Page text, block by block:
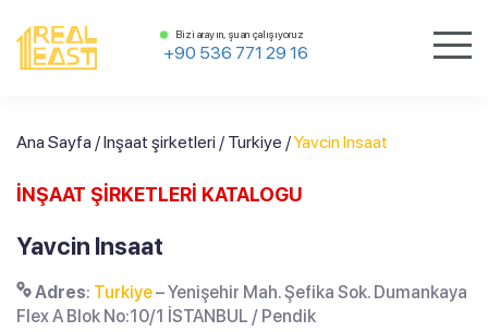
Bizi arayın, şu an çalışıyoruz
+90 536 771 29 16
Ana Sayfa /Inşaat şirketleri / Turkiye /Yavcin Insaat
İNŞAAT ŞİRKETLERİ KATALOGU
Yavcin Insaat
Adres: Turkiye– Yenişehir Mah. Şefika Sok. Dumankaya
Flex A Blok No:10/1 İSTANBUL / Pendik